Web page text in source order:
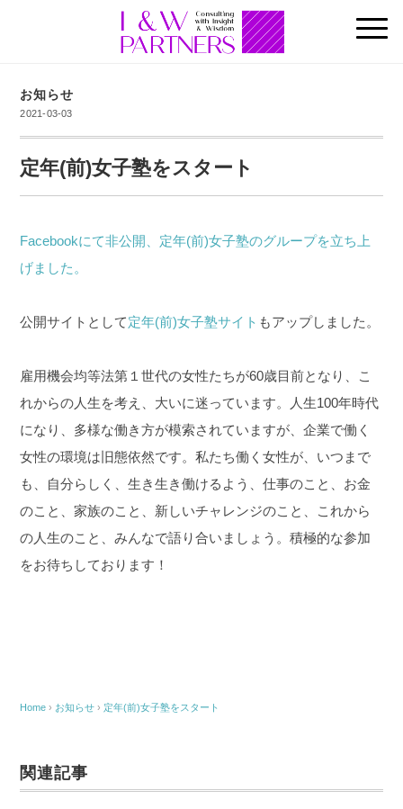
お知らせ
2021-03-03
定年(前)女子塾をスタート
Facebookにて非公開、定年(前)女子塾のグループを立ち上
げました。
公開サイトとして定年(前)女子塾サイト もアップしました。
雇用機会均等法第１世代の女性たちが60歳目前となり、こ
れからの人生を考え、大いに迷っています。人生100年時代
になり、多様な働き方が模索されていますが、企業で働く
女性の環境は旧態依然です。私たち働く女性が、いつまで
も、自分らしく、生き生き働けるよう、仕事のこと、お金
のこと、家族のこと、新しいチャレンジのこと、これから
の人生のこと、みんなで語り合いましょう。積極的な参加
をお待ちしております！
Home › お知らせ › 定年(前)女子塾をスタート
関連記事